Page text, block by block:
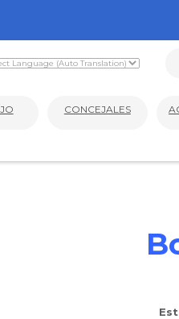
CONCEJALES